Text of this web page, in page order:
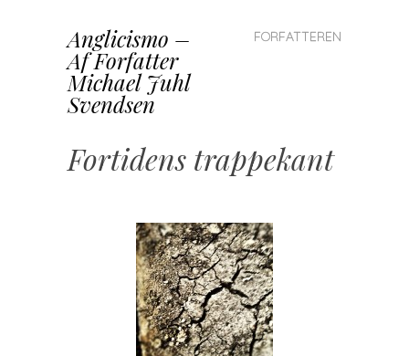
Anglicismo –
Af Forfatter
Michael Juhl
Svendsen
SKIP TO CONTENT
FORFATTEREN
Fortidens trappekant